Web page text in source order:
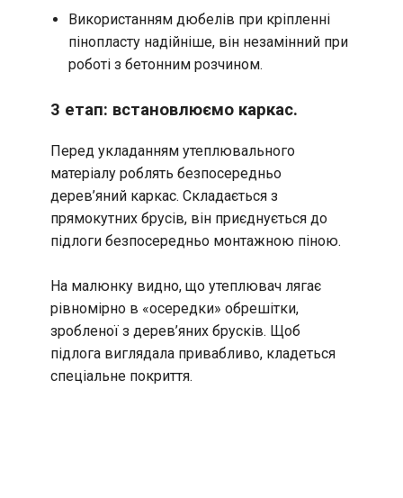
Використанням дюбелів при кріпленні
пінопласту надійніше, він незамінний при
роботі з бетонним розчином.
3 етап: встановлюємо каркас.
Перед укладанням утеплювального
матеріалу роблять безпосередньо
дерев’яний каркас. Складається з
прямокутних брусів, він приєднується до
підлоги безпосередньо монтажною піною.
На малюнку видно, що утеплювач лягає
рівномірно в «осередки» обрешітки,
зробленої з дерев’яних брусків. Щоб
підлога виглядала привабливо, кладеться
спеціальне покриття.